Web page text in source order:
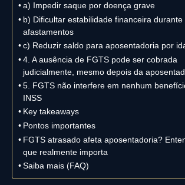
a) Impedir saque por doença grave
b) Dificultar estabilidade financeira durante
afastamentos
c) Reduzir saldo para aposentadoria por
4. A ausência de FGTS pode ser cobrada
judicialmente, mesmo depois da
5. FGTS não interfere em nenhum
INSS
Key takeaways
Pontos importantes
FGTS atrasado afeta aposentadoria?
que realmente importa
Saiba mais (FAQ)